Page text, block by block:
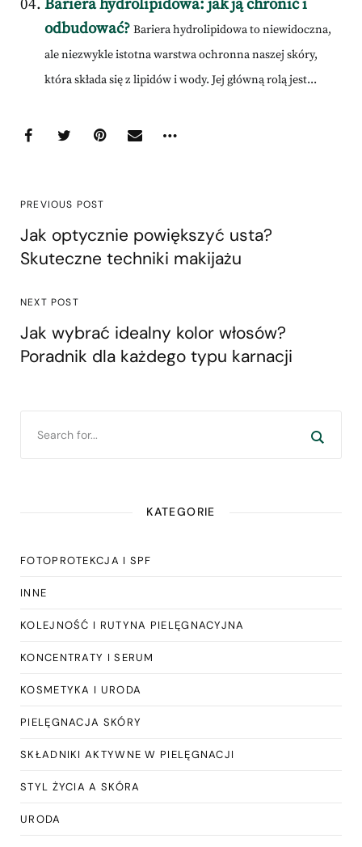
Bariera hydrolipidowa: jak ją chronić i
odbudować? Bariera hydrolipidowa to niewidoczna,
ale niezwykle istotna warstwa ochronna naszej skóry,
która składa się z lipidów i wody. Jej główną rolą jest...
PREVIOUS POST
Jak optycznie powiększyć usta?
Skuteczne techniki makijażu
NEXT POST
Jak wybrać idealny kolor włosów?
Poradnik dla każdego typu karnacji
KATEGORIE
FOTOPROTEKCJA I SPF
INNE
KOLEJNOŚĆ I RUTYNA PIELĘGNACYJNA
KONCENTRATY I SERUM
KOSMETYKA I URODA
PIELĘGNACJA SKÓRY
SKŁADNIKI AKTYWNE W PIELĘGNACJI
STYL ŻYCIA A SKÓRA
URODA